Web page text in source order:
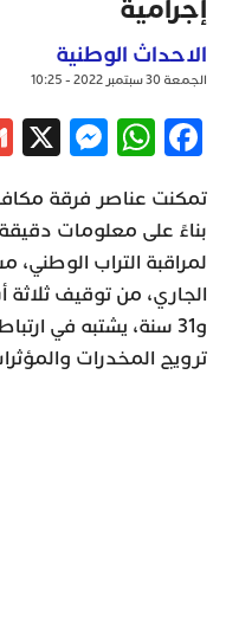
إجرامية
الاحداث الوطنية
الجمعة 30 سبتمبر 2022 - 10:25
Facebook
X
تمكنت عناصر فرقة
بناءً على معلومات
و31 سنة، يشتبه في
ترويج المخدرات